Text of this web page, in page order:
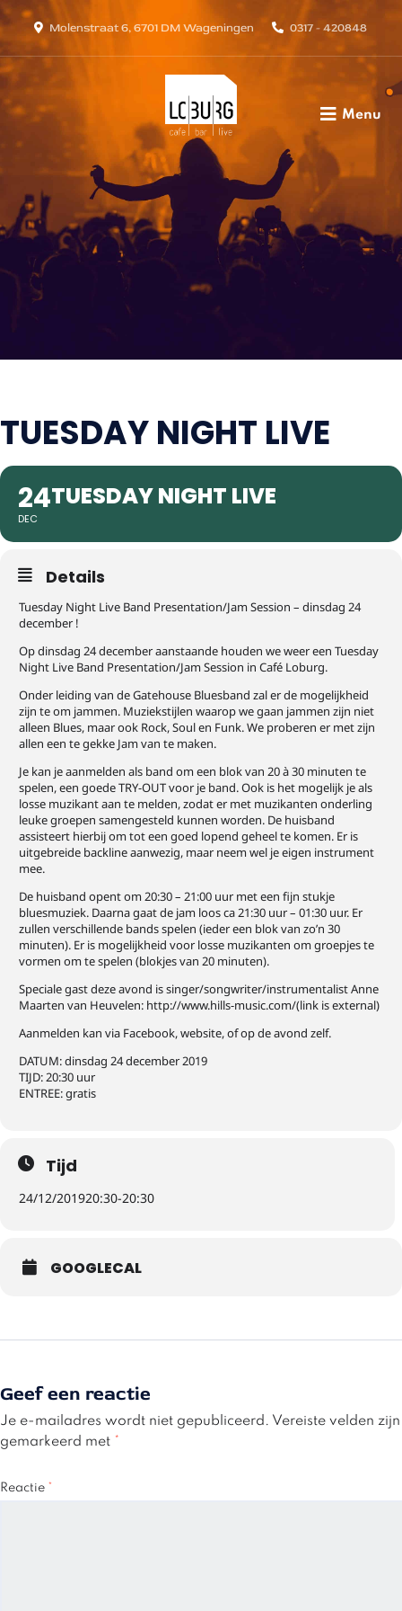
Molenstraat 6, 6701 DM Wageningen 0317 - 420848
Menu
TUESDAY NIGHT LIVE
24
DEC
TUESDAY NIGHT LIVE
Details
Tuesday Night Live Band Presentation/Jam Session – dinsdag 24
december !
Op dinsdag 24 december aanstaande houden we weer een Tuesday
Night Live Band Presentation/Jam Session in Café Loburg.
Onder leiding van de Gatehouse Bluesband zal er de mogelijkheid
zijn te om jammen. Muziekstijlen waarop we gaan jammen zijn niet
alleen Blues, maar ook Rock, Soul en Funk. We proberen er met zijn
allen een te gekke Jam van te maken.
Je kan je aanmelden als band om een blok van 20 à 30 minuten te
spelen, een goede TRY-OUT voor je band. Ook is het mogelijk je als
losse muzikant aan te melden, zodat er met muzikanten onderling
leuke groepen samengesteld kunnen worden. De huisband
assisteert hierbij om tot een goed lopend geheel te komen. Er is
uitgebreide backline aanwezig, maar neem wel je eigen instrument
mee.
De huisband opent om 20:30 – 21:00 uur met een fijn stukje
bluesmuziek. Daarna gaat de jam loos ca 21:30 uur – 01:30 uur. Er
zullen verschillende bands spelen (ieder een blok van zo’n 30
minuten). Er is mogelijkheid voor losse muzikanten om groepjes te
vormen om te spelen (blokjes van 20 minuten).
Speciale gast deze avond is singer/songwriter/instrumentalist Anne
Maarten van Heuvelen: http://www.hills-music.com/(link is external)
Aanmelden kan via Facebook, website, of op de avond zelf.
DATUM: dinsdag 24 december 2019
TIJD: 20:30 uur
ENTREE: gratis
Tijd
24/12/201920:30-20:30
GOOGLECAL
Geef een reactie
Je e-mailadres wordt niet gepubliceerd. Vereiste velden zijn
gemarkeerd met *
Reactie *